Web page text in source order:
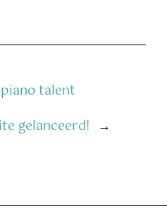
talent
gelanceerd! →